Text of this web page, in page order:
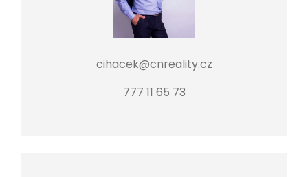
cihacek@cnreality.cz
777 11 65 73